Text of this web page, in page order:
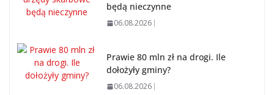
Prawie 80 mln zł na drogi. Ile
dołożyły gminy?
Szkoła we Władysławowie przechodzi modernizację